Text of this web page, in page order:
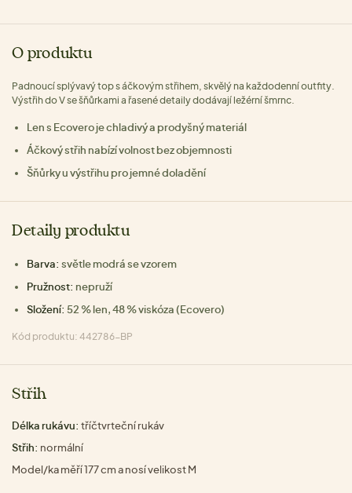
O produktu
Padnoucí splývavý top s áčkovým střihem, skvělý na každodenní outfity.
Výstřih do V se šňůrkami a řasené detaily dodávají ležérní šmrnc.
Len s Ecovero je chladivý a prodyšný materiál
Áčkový střih nabízí volnost bez objemnosti
Šňůrky u výstřihu pro jemné doladění
Detaily produktu
Barva: světle modrá se vzorem
Pružnost: nepruží
Složení: 52 % len, 48 % viskóza (Ecovero)
Kód produktu: 442786-BP
Střih
Délka rukávu: tříčtvrteční rukáv
Střih: normální
Model/ka měří 177 cm a nosí velikost M